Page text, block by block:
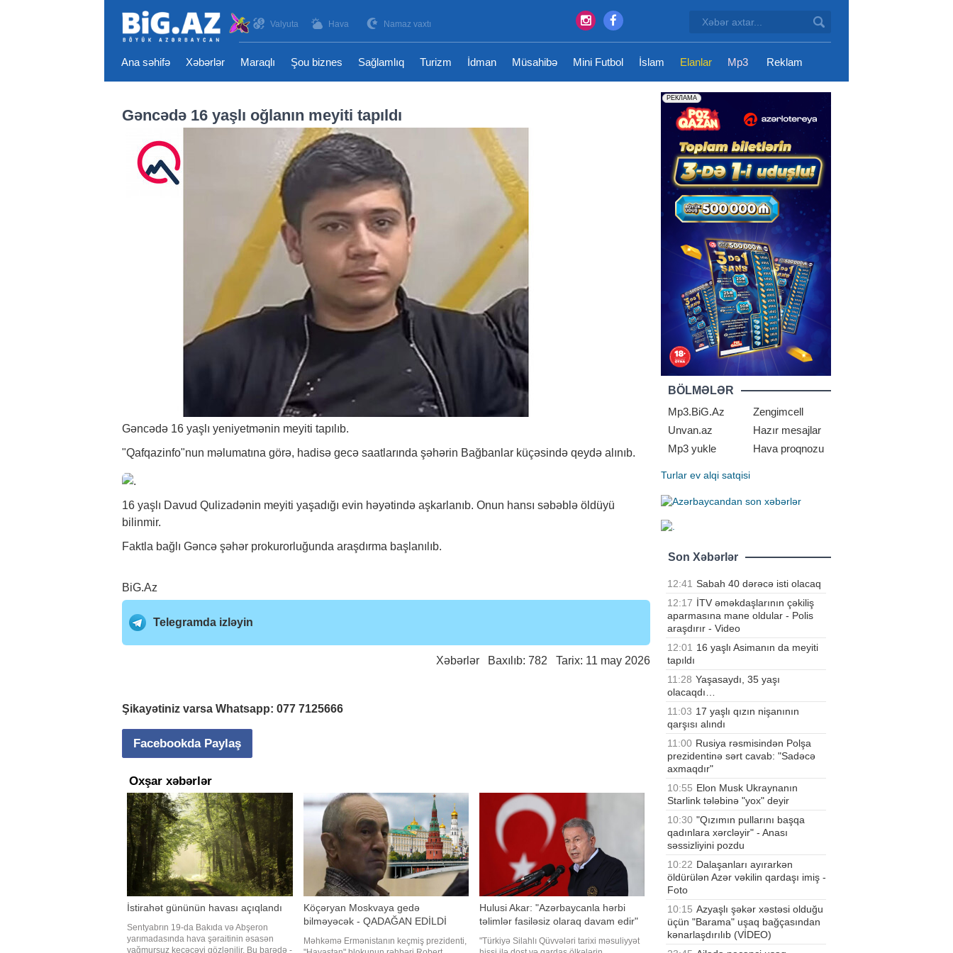
Valyuta Hava Namaz vaxtı
Ana səhifə Xəbərlər Maraqlı Şou biznes Sağlamlıq Turizm İdman Müsahibə Mini Futbol İslam Elanlar Mp3 Reklam
Gəncədə 16 yaşlı oğlanın meyiti tapıldı
Gəncədə 16 yaşlı yeniyetmənin meyiti tapılıb.
"Qafqazinfo"nun məlumatına görə, hadisə gecə saatlarında şəhərin Bağbanlar küçəsində qeydə alınıb.
16 yaşlı Davud Qulizadənin meyiti yaşadığı evin həyətində aşkarlanıb. Onun hansı səbəblə öldüyü
bilinmir.
Faktla bağlı Gəncə şəhər prokurorluğunda araşdırma başlanılıb.
BiG.Az
Telegramda izləyin
Xəbərlər Baxılıb: 782 Tarix: 11 may 2026
Şikayətiniz varsa Whatsapp: 077 7125666
Facebookda Paylaş
Oxşar xəbərlər
İstirahət gününün havası açıqlandı
Sentyabrın 19-da Bakıda və Abşeron
yarımadasında hava şəraitinin əsasən
yağmursuz keçəcəyi gözlənilir. Bu barədə -
Köçəryan Moskvaya gedə
bilməyəcək - QADAĞAN EDİLDİ
Məhkəmə Ermənistanın keçmiş prezidenti,
Hulusi Akar: "Azərbaycanla hərbi
təlimlər fasiləsiz olaraq davam edir"
"Türkiyə Silahlı Qüvvələri tarixi məsuliyyət
BÖLMƏLƏR
Mp3.BiG.Az
Zengimcell
Unvan.az
Hazır mesajlar
Mp3 yukle
Hava proqnozu
Turlar ev alqi satqisi
Son Xəbərlər
12:41 Sabah 40 dərəcə isti olacaq
12:17 İTV əməkdaşlarının çəkiliş
aparmasına mane oldular - Polis
araşdırır - Video
12:01 16 yaşlı Asimanın da meyiti
tapıldı
11:28 Yaşasaydı, 35 yaşı
olacaqdı…
11:03 17 yaşlı qızın nişanının
qarşısı alındı
11:00 Rusiya rəsmisindən Polşa
prezidentinə sərt cavab: "Sadəcə
axmaqdır"
10:55 Elon Musk Ukraynanın
Starlink tələbinə "yox" deyir
10:30 "Qızımın pullarını başqa
qadınlara xərcləyir" - Anası
səssizliyini pozdu
10:22 Dalaşanları ayırarkən
öldürülən Azər vəkilin qardaşı imiş -
Foto
10:15 Azyaşlı şəkər xəstəsi olduğu
üçün "Barama" uşaq bağçasından
kənarlaşdırılıb (VİDEO)